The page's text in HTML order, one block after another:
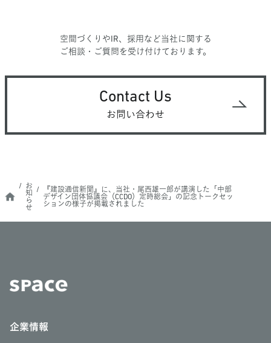
空間づくりやIR、採用など当社に関する
ご相談・ご質問を受け付けております。
Contact Us
お問い合わせ
お
知
ら
せ
『建設通信新聞』に、当社・尾西雄一郎が講演した「中部
デザイン団体協議会（CCDO）定時総会」の記念トークセッ
ションの様子が掲載されました
企業情報